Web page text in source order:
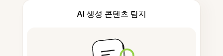
AI 생성 콘텐츠 탐지